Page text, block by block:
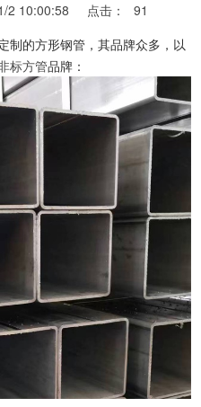
2 10:00:58 点击：
91
制的方形钢管，其品牌众多，以
标方管品牌：